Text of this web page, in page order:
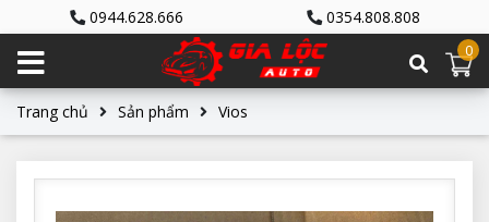
0944.628.666 0354.808.808
0
Trang chủ Sản phẩm Vios